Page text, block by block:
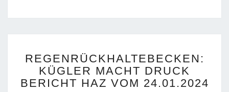
KÜGLER
MACHT
DRUCK
REGENRÜCKHALTEBECKEN:
KÜGLER MACHT DRUCK
BERICHT HAZ VOM 24.01.2024